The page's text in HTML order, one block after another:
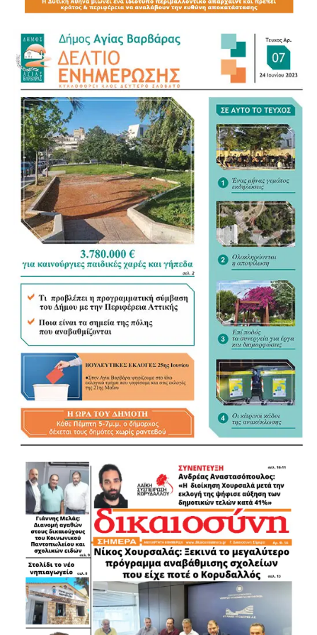
Για τον νέο Κώδικα της Αυτοδιοίκησης αναγνώρισε ως
σημαντικό βήμα τη συγκέντρωση της διάσπαρτης
νομοθεσίας σε ένα ενιαίο κείμενο, άσκησε όμως κριτική
στον τρόπο με τον οποίο διαμορφώνεται. «Η
Αυτοδιοίκηση ξέρει τι Αυτοδιοίκηση θέλει», σημείωσε,
υποστηρίζοντας ότι οι Δήμοι θα έπρεπε να έχουν πολύ
πιο καθοριστικό ρόλο στη διαμόρφωση του νέου
πλαισίου.
«Τα ουσιώδη είναι οι αρμοδιότητες και οι πόροι»
Αναφερόμενος στη συζήτηση για το εκλογικό σύστημα, τη
δεύτερη Κυριακή και την Αποκεντρωμένη Διοίκηση, ο
Λάμπρος Μίχος ξεκαθάρισε ότι για τον ίδιο το κρίσιμο
ζήτημα βρίσκεται αλλού. «Λίγο με απασχολεί αν θα είναι
δεύτερη Κυριακή ή πρώτη Κυριακή. Με απασχολούν
περισσότερο τα ουσιώδη», είπε. Ο δήμαρχος τάχθηκε